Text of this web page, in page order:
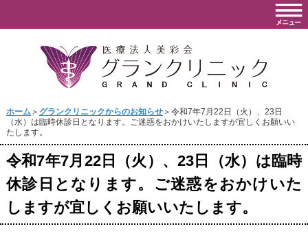
ホーム＞ グランクリニックからのお知らせ＞令和7年7月22日（火）、23日
（水）は臨時休診日となります。ご迷惑をおかけいたしますが宜しくお願いい
たします。
令和7年7月22日（火）、23日（水）は臨時
休診日となります。ご迷惑をおかけいた
しますが宜しくお願いいたします。